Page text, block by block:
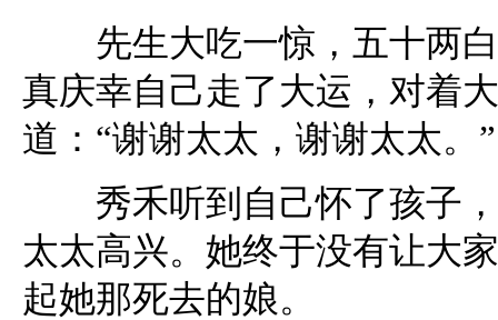
先生大吃一惊，五十两白
真庆幸自己走了大运，对着
道：“谢谢太太，谢谢太太。”
秀禾听到自己怀了孩子，
太太高兴。她终于没有让大
起她那死去的娘。